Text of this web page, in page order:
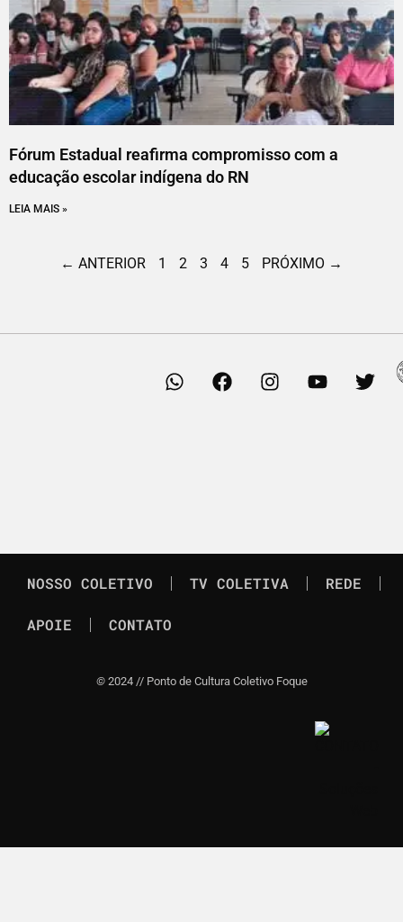
Fórum Estadual reafirma compromisso com a
educação escolar indígena do RN
LEIA MAIS »
← ANTERIOR 1 2 3 4 5 PRÓXIMO →
NOSSO COLETIVO TV COLETIVA REDE
APOIE CONTATO
© 2024 // Ponto de Cultura Coletivo Foque